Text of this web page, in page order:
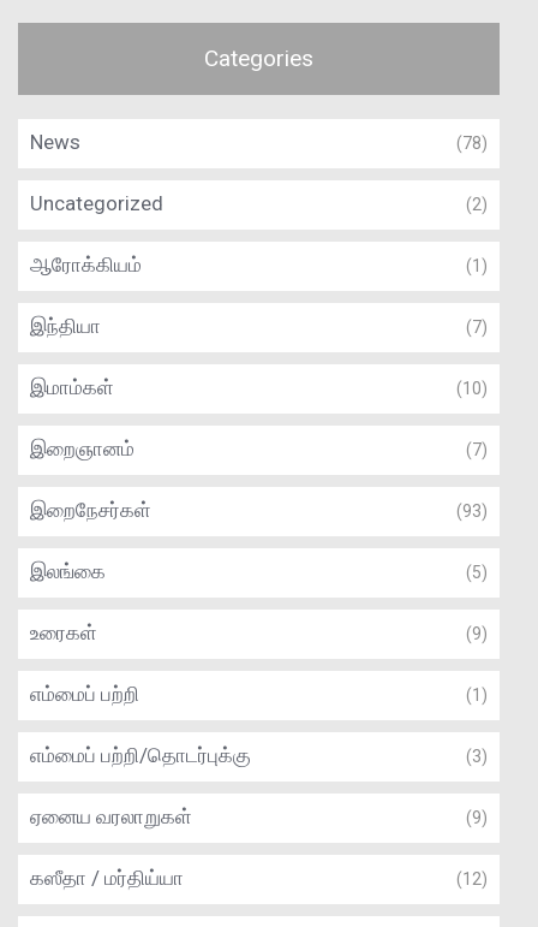
Categories
News (78)
Uncategorized (2)
ஆரோக்கியம் (1)
இந்தியா (7)
இமாம்கள் (10)
இறைஞானம் (7)
இறைநேசர்கள் (93)
இலங்கை (5)
உரைகள் (9)
எம்மைப் பற்றி (1)
எம்மைப் பற்றி/தொடர்புக்கு (3)
ஏனைய வரலாறுகள் (9)
கஸீதா / மர்திய்யா (12)